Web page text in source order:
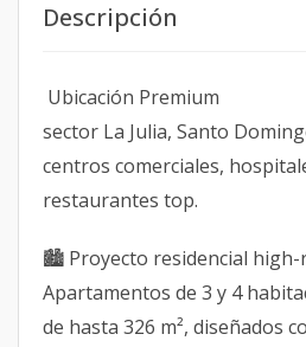
Descripción
Ubicación Premium
sector La Julia, Santo
centros comerciales,
restaurantes top.
🏙️ Proyecto residencial high-
Apartamentos de 3 y 4
de hasta 326 m², diseñados